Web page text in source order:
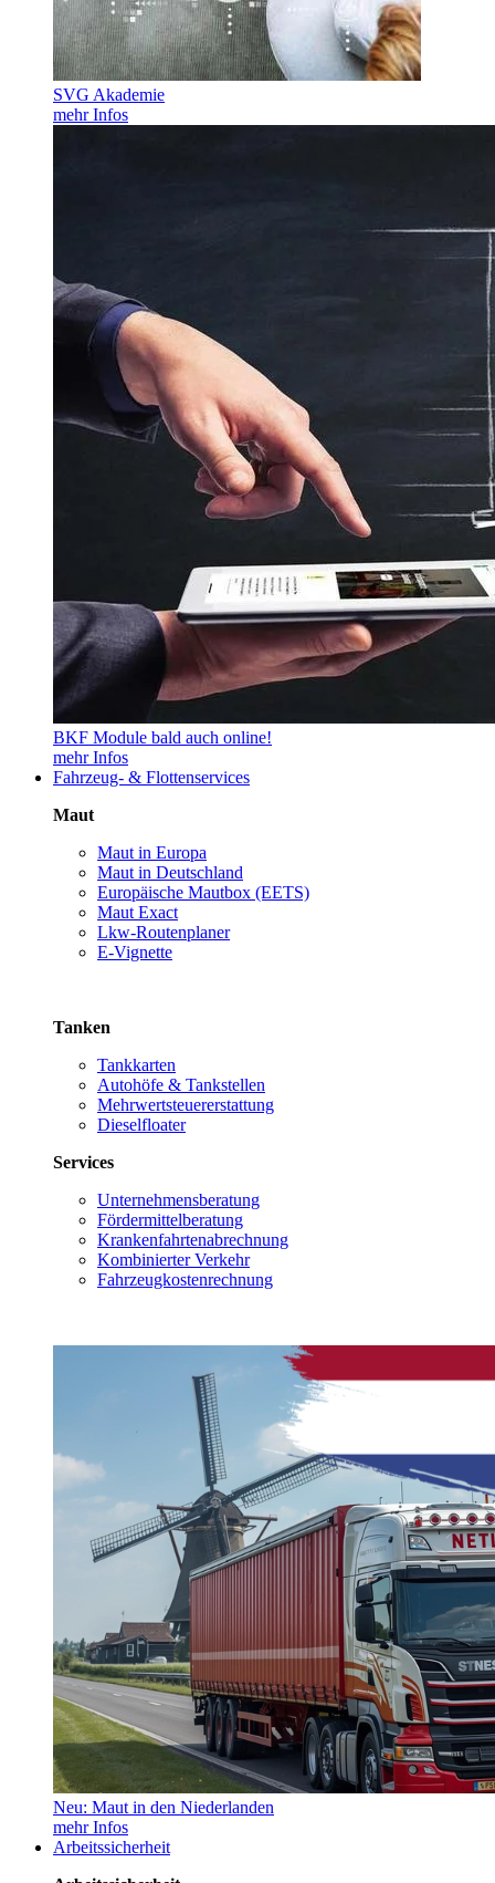
SVG Akademie
mehr Infos
BKF Module bald auch online!
mehr Infos
Fahrzeug- & Flottenservices
Maut
Maut in Europa
Maut in Deutschland
Europäische Mautbox (EETS)
Maut Exact
Lkw-Routenplaner
E-Vignette
Tanken
Tankkarten
Autohöfe & Tankstellen
Mehrwertsteuererstattung
Dieselfloater
Services
Unternehmensberatung
Fördermittelberatung
Krankenfahrtenabrechnung
Kombinierter Verkehr
Fahrzeugkostenrechnung
Neu: Maut in den Niederlanden
mehr Infos
Arbeitssicherheit